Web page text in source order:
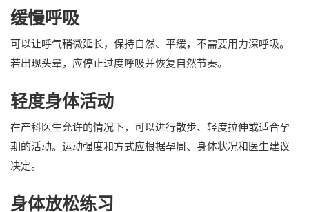
缓慢呼吸
可以让呼气稍微延长，保持自然、平缓，不需要用力深呼吸。
若出现头晕，应停止过度呼吸并恢复自然节奏。
轻度身体活动
在产科医生允许的情况下，可以进行散步、轻度拉伸或适合孕
期的活动。运动强度和方式应根据孕周、身体状况和医生建议
决定。
身体放松练习